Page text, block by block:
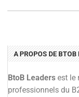
A PROPOS DE BTOB
BtoB Leaders est le
professionnels du